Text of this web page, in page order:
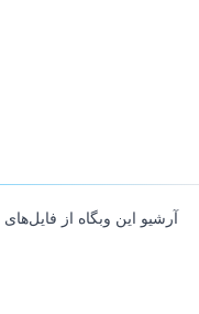
آرشیو این وبگاه از